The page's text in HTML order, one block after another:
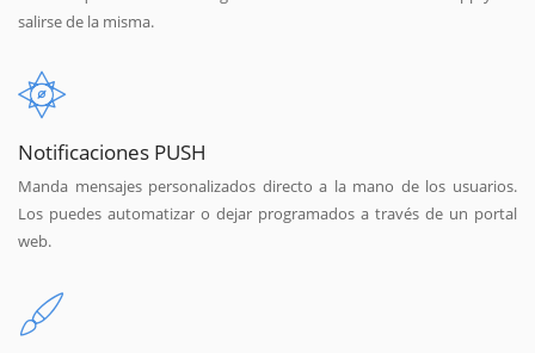
salirse de la misma.
Notificaciones PUSH
Manda mensajes personalizados directo a la mano de los usuarios.
Los puedes automatizar o dejar programados a través de un portal
web.